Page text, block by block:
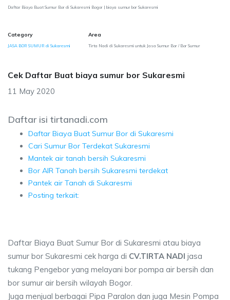
Daftar Biaya Buat Sumur Bor di Sukaresmi Bogor | biaya sumur bor Sukaresmi
Category
JASA BOR SUMUR di Sukaresmi
Area
Tirta Nadi di Sukaresmi untuk Jasa Sumur Bor / Bor Sumur
Cek Daftar Buat biaya sumur bor Sukaresmi
11 May 2020
Daftar isi tirtanadi.com
Daftar Biaya Buat Sumur Bor di Sukaresmi
Cari Sumur Bor Terdekat Sukaresmi
Mantek air tanah bersih Sukaresmi
Bor AIR Tanah bersih Sukaresmi terdekat
Pantek air Tanah di Sukaresmi
Posting terkait:
Daftar Biaya Buat Sumur Bor di Sukaresmi atau biaya
sumur bor Sukaresmi cek harga di CV.TIRTA NADI jasa
tukang Pengebor yang melayani bor pompa air bersih dan
bor sumur air bersih wilayah Bogor.
Juga menjual berbagai Pipa Paralon dan juga Mesin Pompa